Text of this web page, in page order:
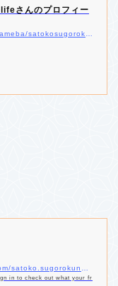
さんのプロフィー
in to check out what your fr